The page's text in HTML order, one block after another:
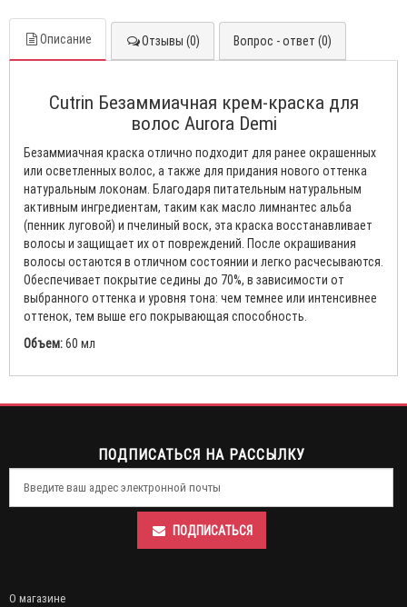
Описание Отзывы (0) Вопрос - ответ (0)
Cutrin Безаммиачная крем-краска для
волос Aurora Demi
Безаммиачная краска отлично подходит для ранее окрашенных
или осветленных волос, а также для придания нового оттенка
натуральным локонам. Благодаря питательным натуральным
активным ингредиентам, таким как масло лимнантес альба
(пенник луговой) и пчелиный воск, эта краска восстанавливает
волосы и защищает их от повреждений. После окрашивания
волосы остаются в отличном состоянии и легко расчесываются.
Обеспечивает покрытие седины до 70%, в зависимости от
выбранного оттенка и уровня тона: чем темнее или интенсивнее
оттенок, тем выше его покрывающая способность.
Объем:60 мл
ПОДПИСАТЬСЯ НА РАССЫЛКУ
ПОДПИСАТЬСЯ
О магазине